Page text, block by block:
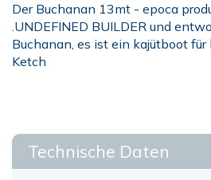
Der Buchanan 13mt - epoca
.UNDEFINED BUILDER und
Buchanan, es ist ein kajütboot
Ketch
Technische Daten